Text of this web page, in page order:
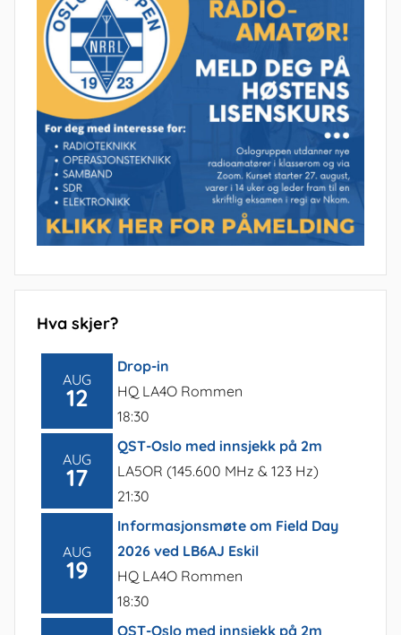
Hva skjer?
AUG
12
Drop-in
HQ LA4O Rommen
18:30
AUG
17
QST-Oslo med innsjekk på 2m
LA5OR (145.600 MHz & 123 Hz)
21:30
AUG
19
Informasjonsmøte om Field Day
2026 ved LB6AJ Eskil
HQ LA4O Rommen
18:30
QST-Oslo med innsjekk på 2m